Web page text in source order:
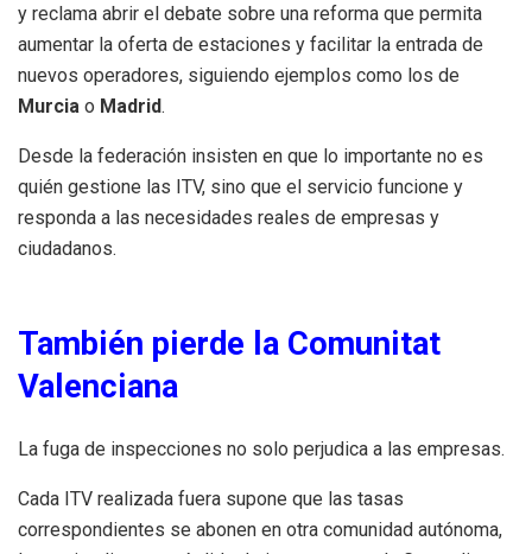
y reclama abrir el debate sobre una reforma que permita
aumentar la oferta de estaciones y facilitar la entrada de
nuevos operadores, siguiendo ejemplos como los de
Murcia o Madrid.
Desde la federación insisten en que lo importante no es
quién gestione las ITV, sino que el servicio funcione y
responda a las necesidades reales de empresas y
ciudadanos.
También pierde la Comunitat
Valenciana
La fuga de inspecciones no solo perjudica a las empresas.
Cada ITV realizada fuera supone que las tasas
correspondientes se abonen en otra comunidad autónoma,